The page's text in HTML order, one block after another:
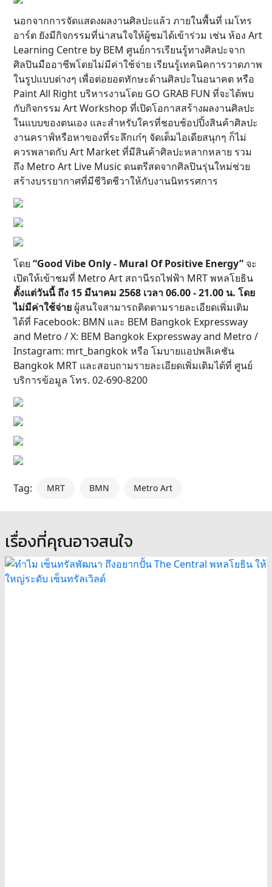
นอกจากการจัดแสดงผลงานศิลปะแล้ว ภายในพื้นที่ เมโทร
อาร์ต ยังมีกิจกรรมที่น่าสนใจให้ผู้ชมได้เข้าร่วม เช่น ห้อง Art
Learning Centre by BEM ศูนย์การเรียนรู้ทางศิลปะจาก
ศิลปินมืออาชีพโดยไม่มีค่าใช้จ่าย เรียนรู้เทคนิคการวาดภาพ
ในรูปแบบต่างๆ เพื่อต่อยอดทักษะด้านศิลปะในอนาคต หรือ
Paint All Right บริหารงานโดย GO GRAB FUN ที่จะได้พบ
กับกิจกรรม Art Workshop ที่เปิดโอกาสสร้างผลงานศิลปะ
ในแบบของตนเอง และสำหรับใครที่ชอบช้อปปิ้งสินค้าศิลปะ
งานคราฟ์หรือหาของที่ระลึกเก๋ๆ จัดเต็มไอเดียสนุกๆ ก็ไม่
ควรพลาดกับ Art Market ที่มีสินค้าศิลปะหลากหลาย รวม
ถึง Metro Art Live Music ดนตรีสดจากศิลปินรุ่นใหม่ช่วย
สร้างบรรยากาศที่มีชีวิตชีวาให้กับงานนิทรรศการ
โดย “Good Vibe Only - Mural Of Positive Energy” จะ
เปิดให้เข้าชมที่ Metro Art สถานีรถไฟฟ้า MRT พหลโยธิน
ตั้งแต่วันนี้ ถึง 15 มีนาคม 2568 เวลา 06.00 - 21.00 น. โดย
ไม่มีค่าใช้จ่าย ผู้สนใจสามารถติดตามรายละเอียดเพิ่มเติม
ได้ที่ Facebook: BMN และ BEM Bangkok Expressway
and Metro / X: BEM Bangkok Expressway and Metro /
Instagram: mrt_bangkok หรือ โมบายแอปพลิเคชัน
Bangkok MRT และสอบถามรายละเอียดเพิ่มเติมได้ที่ ศูนย์
บริการข้อมูล โทร. 02-690-8200
Tag: MRT BMN Metro Art
เรื่องที่คุณอาจสนใจ